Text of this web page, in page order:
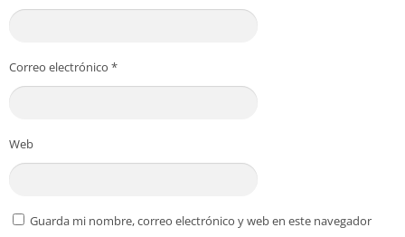
Correo electrónico *
Web
Guarda mi nombre, correo electrónico y web en este navegador